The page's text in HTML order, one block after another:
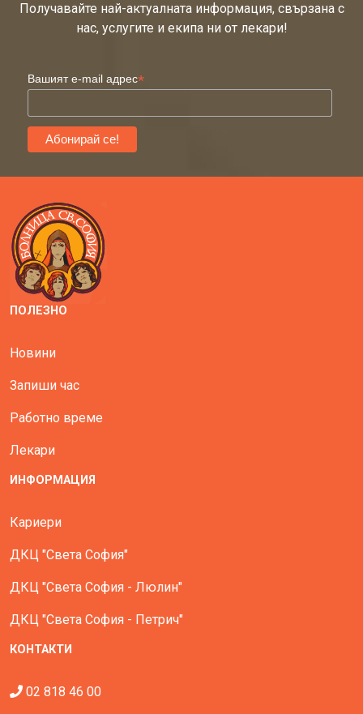
Получавайте най-актуалната информация, свързана с
нас, услугите и екипа ни от лекари!
Вашият e-mail адрес*
ПОЛЕЗНО
Новини
Запиши час
Работно време
Лекари
ИНФОРМАЦИЯ
Кариери
ДКЦ "Света София"
ДКЦ "Света София - Люлин"
ДКЦ "Света София - Петрич"
КОНТАКТИ
02 818 46 00